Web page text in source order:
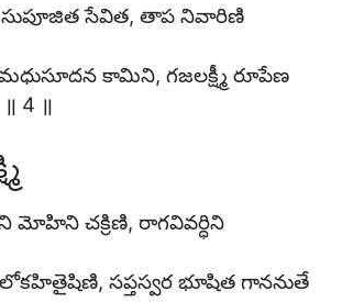
సుపూజిత సేవిత, తాప నివారిణి
కామిని, గజలక్ష్మీ రూపేణ
4 ॥
చక్రిణి, రాగవివర్ధిని
సప్తస్వర భూషిత గాననుతే